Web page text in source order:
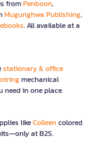
fromPenboon,
Mugunghwa Publishing,
. All available at a
stationary & office
mechanical
need in one place.
likeColleencolored
at B2S.